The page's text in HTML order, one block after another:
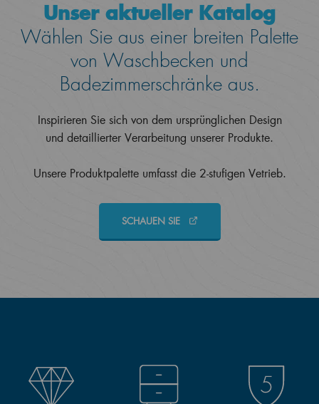
Unser aktueller Katalog
Wählen Sie aus einer breiten Palette
von Waschbecken und
Badezimmerschränke aus.
Inspirieren Sie sich von dem ursprünglichen Design
und detaillierter Verarbeitung unserer Produkte.
Unsere Produktpalette umfasst die 2-stufigen Vetrieb.
SCHAUEN SIE